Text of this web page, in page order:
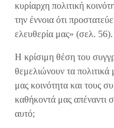
κυρίαρχη πολιτική
την έννοια ότι
ελευθερία μας» (σελ. 56).
Η κρίσιμη θέση του
θεμελιώνουν τα πολιτικά
μας κοινότητα και τους
καθήκοντά μας απέναντι
αυτό;